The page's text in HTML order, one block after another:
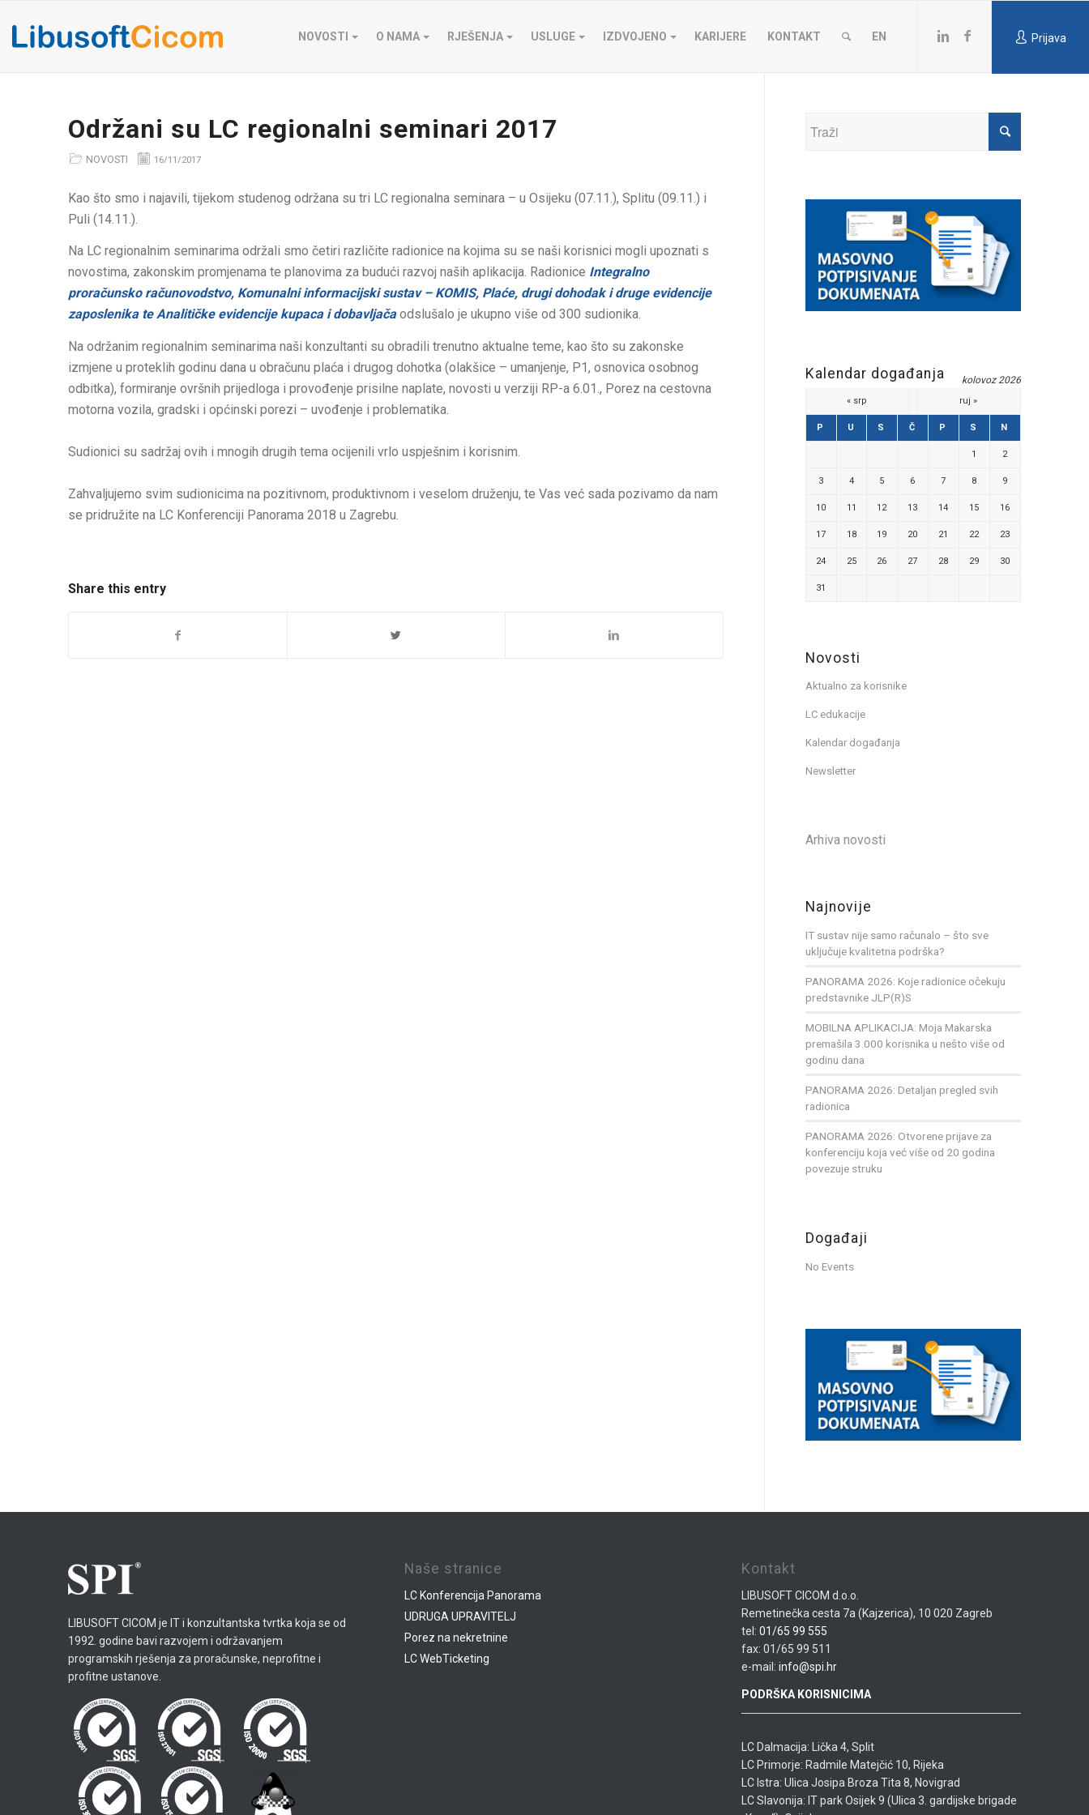
NOVOSTI O NAMA RJEŠENJA USLUGE IZDVOJENO KARIJERE KONTAKT EN Prijava
Održani su LC regionalni seminari 2017
NOVOSTI 16/11/2017
Kao što smo i najavili, tijekom studenog održana su tri LC regionalna seminara – u Osijeku (07.11.), Splitu (09.11.) i
Puli (14.11.).
Na LC regionalnim seminarima održali smo četiri različite radionice na kojima su se naši korisnici mogli upoznati s
novostima, zakonskim promjenama te planovima za budući razvoj naših aplikacija. Radionice Integralno
proračunsko računovodstvo, Komunalni informacijski sustav – KOMIS, Plaće, drugi dohodak i druge evidencije
zaposlenika te Analitičke evidencije kupaca i dobavljačaodslušalo je ukupno više od 300 sudionika.
Na održanim regionalnim seminarima naši konzultanti su obradili trenutno aktualne teme, kao što su zakonske
izmjene u proteklih godinu dana u obračunu plaća i drugog dohotka (olakšice – umanjenje, P1, osnovica osobnog
odbitka), formiranje ovršnih prijedloga i provođenje prisilne naplate, novosti u verziji RP-a 6.01., Porez na cestovna
motorna vozila, gradski i općinski porezi – uvođenje i problematika.
Sudionici su sadržaj ovih i mnogih drugih tema ocijenili vrlo uspješnim i korisnim.
Zahvaljujemo svim sudionicima na pozitivnom, produktivnom i veselom druženju, te Vas već sada pozivamo da nam
se pridružite na LC Konferenciji Panorama 2018 u Zagrebu.
Share this entry
Kalendar događanja kolovoz 2026
P U S Č P S N
1 2
3 4 5 6 7 8 9
10 11 12 13 14 15 16
17 18 19 20 21 22 23
24 25 26 27 28 29 30
31
« srp ruj »
Novosti
Aktualno za korisnike
LC edukacije
Kalendar događanja
Newsletter
Arhiva novosti
Najnovije
IT sustav nije samo računalo – što sve
uključuje kvalitetna podrška?
PANORAMA 2026: Koje radionice očekuju
predstavnike JLP(R)S
MOBILNA APLIKACIJA: Moja Makarska
premašila 3.000 korisnika u nešto više od
godinu dana
PANORAMA 2026: Detaljan pregled svih
radionica
PANORAMA 2026: Otvorene prijave za
konferenciju koja već više od 20 godina
povezuje struku
Događaji
No Events
LIBUSOFT CICOM je IT i konzultantska tvrtka koja se od
1992. godine bavi razvojem i održavanjem
programskih rješenja za proračunske, neprofitne i
profitne ustanove.
Naše stranice
LC Konferencija Panorama
UDRUGA UPRAVITELJ
Porez na nekretnine
LC WebTicketing
Kontakt
LIBUSOFT CICOM d.o.o.
Remetinečka cesta 7a (Kajzerica), 10 020 Zagreb
tel:01/65 99 555
fax: 01/65 99 511
e-mail:info@spi.hr
PODRŠKA KORISNICIMA
LC Dalmacija: Lička 4, Split
LC Primorje: Radmile Matejčić 10, Rijeka
LC Istra: Ulica Josipa Broza Tita 8, Novigrad
LC Slavonija: IT park Osijek 9 (Ulica 3. gardijske brigade